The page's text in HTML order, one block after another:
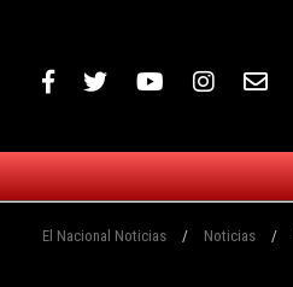
El Nacional Noticias / Noticias /